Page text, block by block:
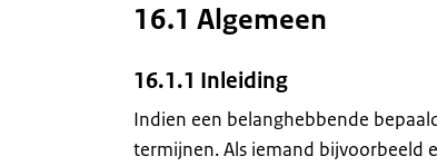
16.1 Algemeen
16.1.1 Inleiding
Indien een belanghebbende
termijnen. Als iemand bijvoorbeeld